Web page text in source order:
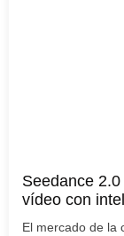
Seedance
vídeo con
El mercado de la